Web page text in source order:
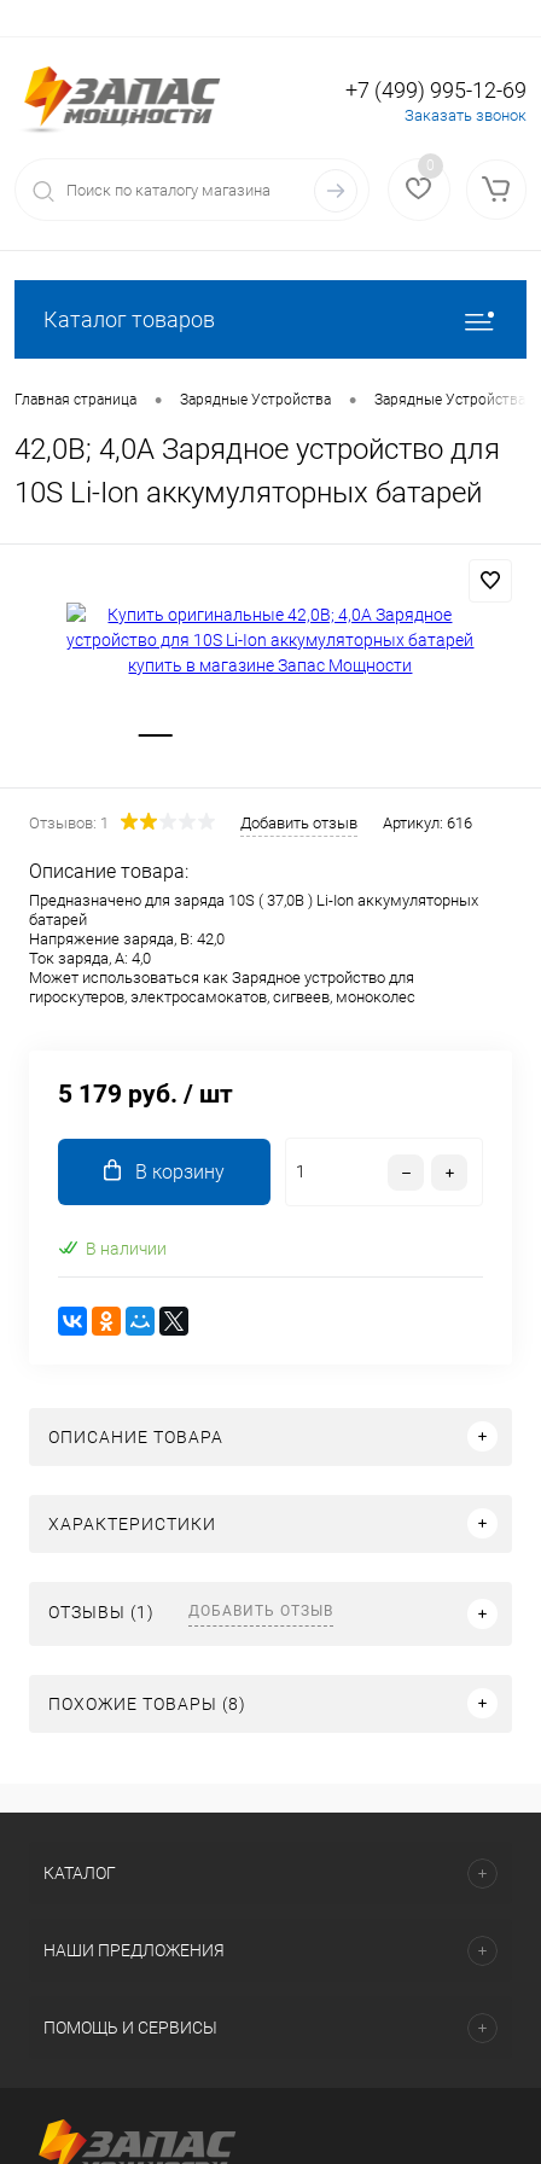
Вход Регистрация
+7 (499) 995-12-69
Заказать звонок
0
Каталог товаров
Главная страница • Зарядные Устройства • Зарядные Устройства
42,0В; 4,0А Зарядное устройство для
10S Li-Ion аккумуляторных батарей
Отзывов: 1 Добавить отзыв Артикул: 616
Описание товара:
Предназначено для заряда 10S ( 37,0В ) Li-Ion аккумуляторных
батарей
Напряжение заряда, В: 42,0
Ток заряда, А: 4,0
Может использоваться как Зарядное устройство для
гироскутеров, электросамокатов, сигвеев, моноколес
5 179 руб. / шт
В корзину
В наличии
ОПИСАНИЕ ТОВАРА
ХАРАКТЕРИСТИКИ
ОТЗЫВЫ (1) ДОБАВИТЬ ОТЗЫВ
ПОХОЖИЕ ТОВАРЫ (8)
КАТАЛОГ
НАШИ ПРЕДЛОЖЕНИЯ
ПОМОЩЬ И СЕРВИСЫ